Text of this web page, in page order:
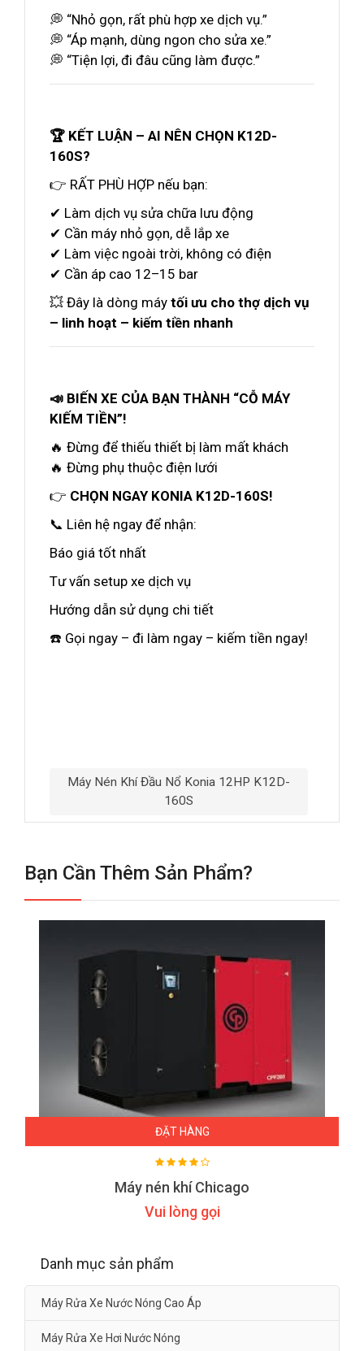
💭 “Nhỏ gọn, rất phù hợp xe dịch vụ.”
💭 “Áp mạnh, dùng ngon cho sửa xe.”
💭 “Tiện lợi, đi đâu cũng làm được.”
🏆 KẾT LUẬN – AI NÊN CHỌN K12D-
160S?
👉 RẤT PHÙ HỢP nếu bạn:
✔ Làm dịch vụ sửa chữa lưu động
✔ Cần máy nhỏ gọn, dễ lắp xe
✔ Làm việc ngoài trời, không có điện
✔ Cần áp cao 12–15 bar
💥 Đây là dòng máy tối ưu cho thợ dịch vụ
– linh hoạt – kiếm tiền nhanh
📣 BIẾN XE CỦA BẠN THÀNH “CỖ MÁY
KIẾM TIỀN”!
🔥 Đừng để thiếu thiết bị làm mất khách
🔥 Đừng phụ thuộc điện lưới
👉 CHỌN NGAY KONIA K12D-160S!
📞 Liên hệ ngay để nhận:
Báo giá tốt nhất
Tư vấn setup xe dịch vụ
Hướng dẫn sử dụng chi tiết
☎️ Gọi ngay – đi làm ngay – kiếm tiền ngay!
Máy Nén Khí Đầu Nổ Konia 12HP K12D-
160S
Bạn Cần Thêm Sản Phẩm?
ĐẶT HÀNG
Máy nén khí Chicago
Vui lòng gọi
Danh mục sản phẩm
Máy Rửa Xe Nước Nóng Cao Áp
Máy Rửa Xe Hơi Nước Nóng